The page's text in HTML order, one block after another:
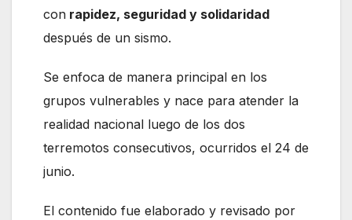
con rapidez, seguridad y solidaridad
después de un sismo.
Se enfoca de manera principal en los
grupos vulnerables y nace para atender la
realidad nacional luego de los dos
terremotos consecutivos, ocurridos el 24 de
junio.
El contenido fue elaborado y revisado por